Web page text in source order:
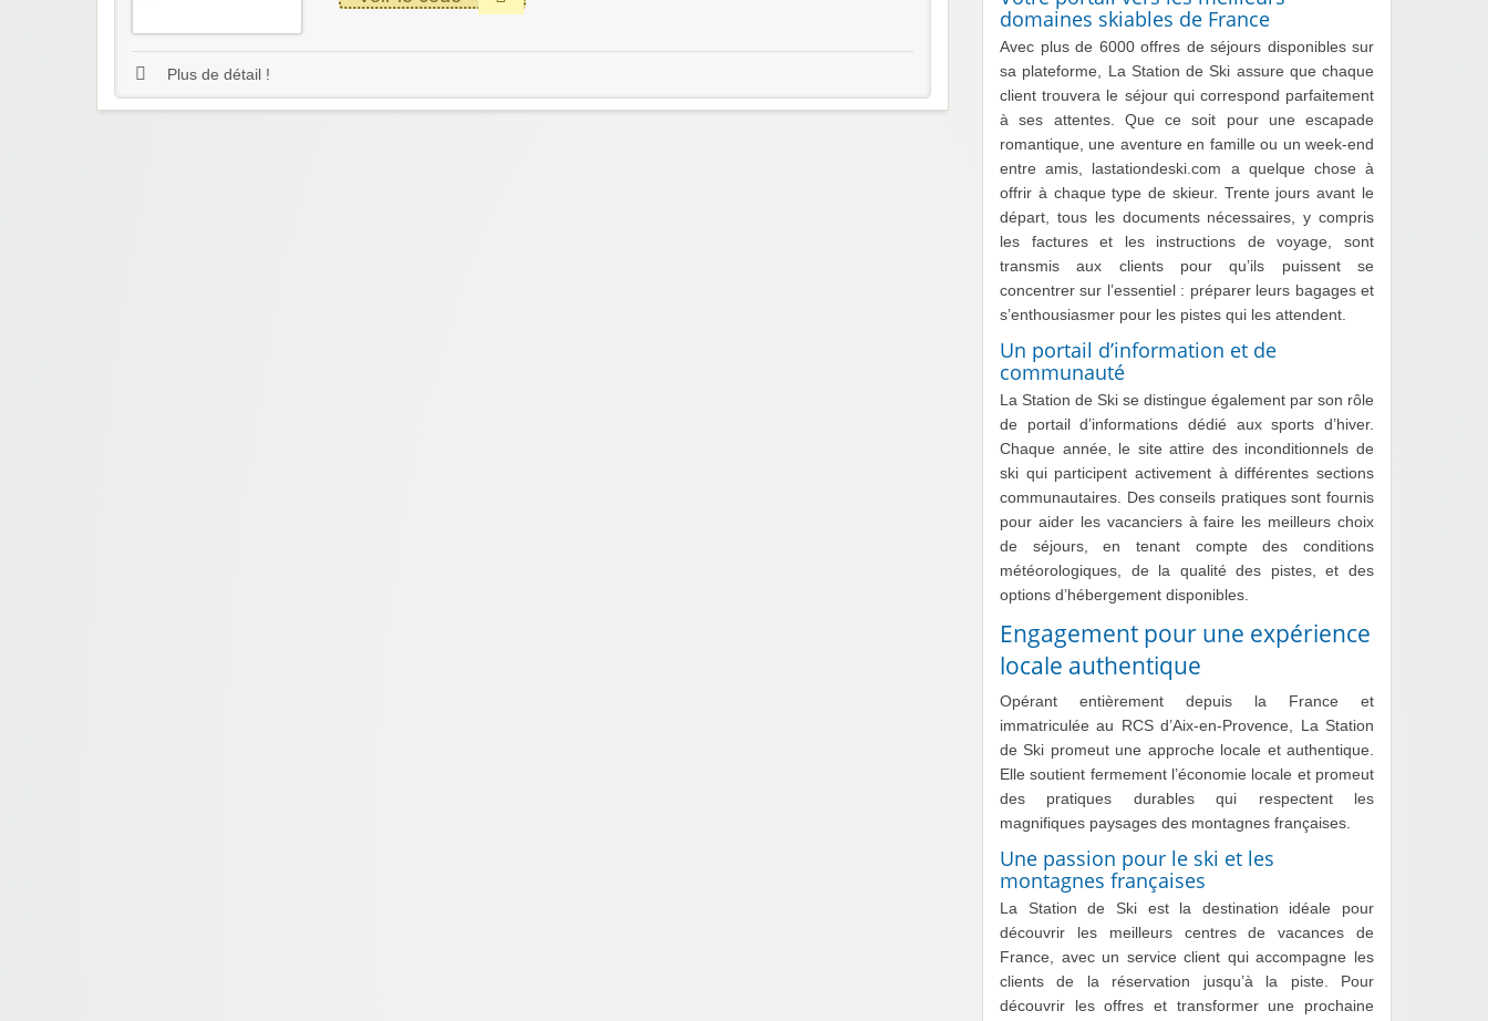
Plus de détail !
domaines skiables de France
Avec plus de 6000 offres de séjours disponibles sur
sa plateforme, La Station de Ski assure que chaque
client trouvera le séjour qui correspond parfaitement
à ses attentes. Que ce soit pour une escapade
romantique, une aventure en famille ou un week-end
entre amis, lastationdeski.com a quelque chose à
offrir à chaque type de skieur. Trente jours avant le
départ, tous les documents nécessaires, y compris
les factures et les instructions de voyage, sont
transmis aux clients pour qu’ils puissent se
concentrer sur l’essentiel : préparer leurs bagages et
s’enthousiasmer pour les pistes qui les attendent.
Un portail d’information et de
communauté
La Station de Ski se distingue également par son rôle
de portail d’informations dédié aux sports d’hiver.
Chaque année, le site attire des inconditionnels de
ski qui participent activement à différentes sections
communautaires. Des conseils pratiques sont fournis
pour aider les vacanciers à faire les meilleurs choix
de séjours, en tenant compte des conditions
météorologiques, de la qualité des pistes, et des
options d’hébergement disponibles.
Engagement pour une expérience
locale authentique
Opérant entièrement depuis la France et
immatriculée au RCS d’Aix-en-Provence, La Station
de Ski promeut une approche locale et authentique.
Elle soutient fermement l’économie locale et promeut
des pratiques durables qui respectent les
magnifiques paysages des montagnes françaises.
Une passion pour le ski et les
montagnes françaises
La Station de Ski est la destination idéale pour
découvrir les meilleurs centres de vacances de
France, avec un service client qui accompagne les
clients de la réservation jusqu’à la piste. Pour
découvrir les offres et transformer une prochaine